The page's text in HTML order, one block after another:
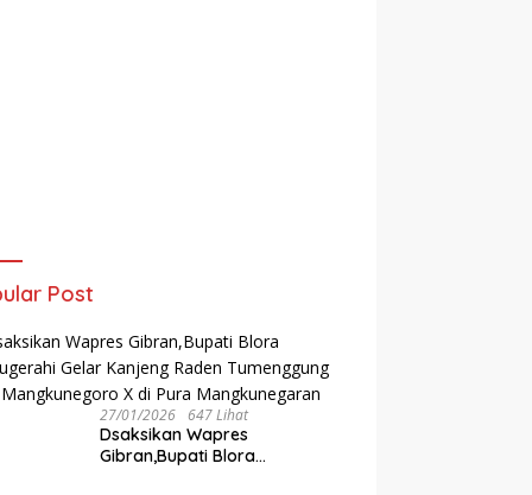
Post
27/01/2026 647 Lihat
‎Dsaksikan Wapres
Gibran,Bupati Blora